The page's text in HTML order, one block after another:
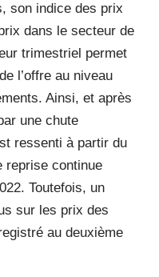
son indice des prix
dans le secteur de
trimestriel permet
l’offre au niveau
Ainsi, et après
une chute
ressenti à partir du
reprise continue
Toutefois, un
sur les prix des
au deuxième